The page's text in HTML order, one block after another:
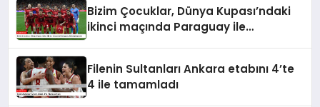
Bizim Çocuklar, Dünya Kupası’ndaki
ikinci maçında Paraguay ile
Filenin Sultanları Ankara etabını 4’te
4 ile tamamladı